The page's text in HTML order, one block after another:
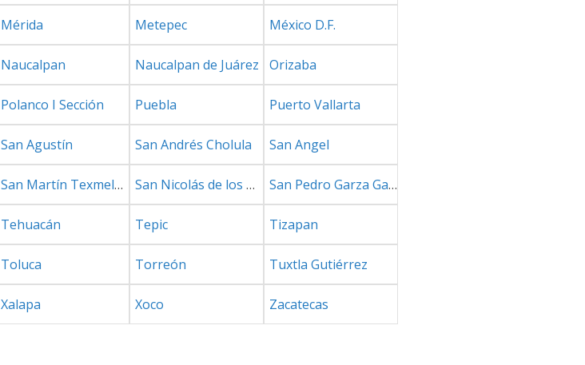
Mérida Metepec México D.F.
Naucalpan Naucalpan de Juárez Orizaba
Polanco I Sección Puebla Puerto Vallarta
San Agustín San Andrés Cholula San Angel
San Martín Texmelucan de Labastida San Nicolás de los Garza San Pedro Garza García
Tehuacán Tepic Tizapan
Toluca Torreón Tuxtla Gutiérrez
Xalapa Xoco Zacatecas